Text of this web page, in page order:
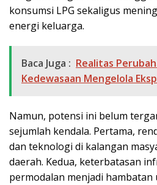
konsumsi LPG sekaligus
energi keluarga.
Baca Juga : Realitas
Kedewasaan Mengelola
Namun, potensi ini belum
sejumlah kendala. Pertama,
dan teknologi di kalangan
daerah. Kedua, keterbatasan
permodalan menjadi hambatan